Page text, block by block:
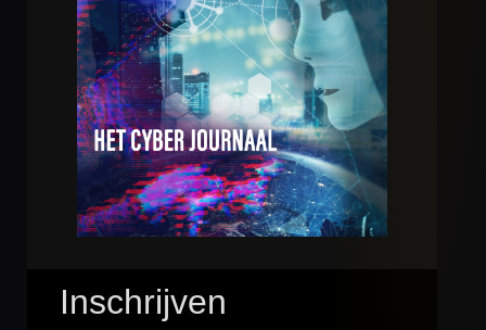
Inschrijven